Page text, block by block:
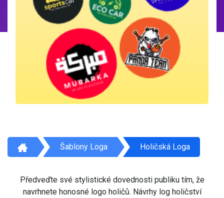
Šablony Loga Holičská Loga
Předveďte své stylistické dovednosti publiku tím, že
navrhnete honosné logo holičů. Návrhy log holičství